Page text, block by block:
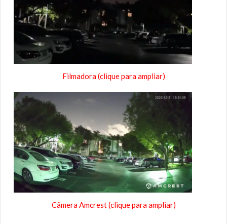
Filmadora (clique para ampliar)
Câmera Amcrest (clique para ampliar)